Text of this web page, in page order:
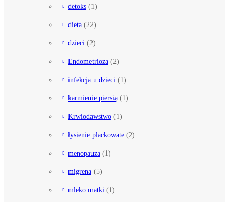
detoks (1)
dieta (22)
dzieci (2)
Endometrioza (2)
infekcja u dzieci (1)
karmienie piersią (1)
Krwiodawstwo (1)
łysienie plackowate (2)
menopauza (1)
migrena (5)
mleko matki (1)